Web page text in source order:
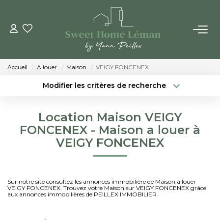
ACHETER
VENDRE
Qui Sommes-Nous
Accueil A louer Maison VEIGY FONCENEX
Modifier les critères de recherche
Surface min Budget max
Plus de critères Créer une alerte
Location Maison VEIGY
FONCENEX - Maison a louer à
VEIGY FONCENEX
Sur notre site consultez les annonces immobilière de Maison à louer
VEIGY FONCENEX. Trouvez votre Maison sur VEIGY FONCENEX grâce
aux annonces immobilières de PEILLEX IMMOBILIER.